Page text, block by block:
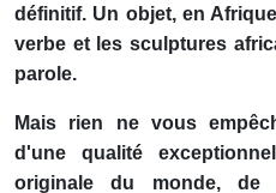
définitif. Un objet, en
verbe et les sculptures
parole.
Mais rien ne vous
d'une qualité
originale du monde, de